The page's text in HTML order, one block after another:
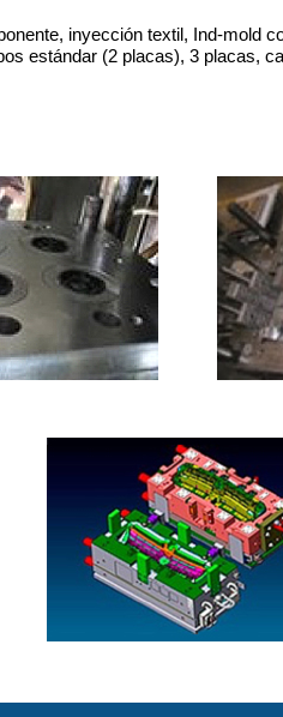
inyección textil, Ind-mold
estándar (2 placas), 3 placas,